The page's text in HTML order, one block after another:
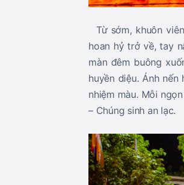
Từ sớm, khuôn
hoan hỷ trở về, tay
màn đêm buông
huyền diệu. Ánh
nhiệm màu. Mỗi
– Chúng sinh an lạc.